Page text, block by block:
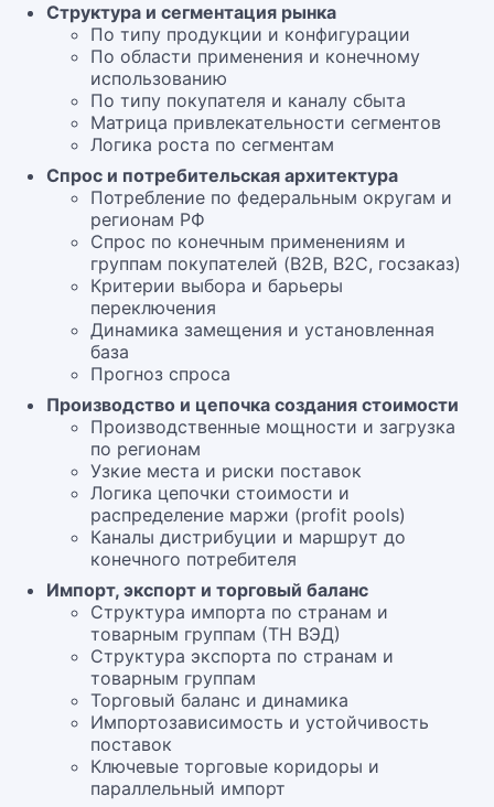
Структура и сегментация рынка
По типу продукции и конфигурации
По области применения и конечному
использованию
По типу покупателя и каналу сбыта
Матрица привлекательности сегментов
Логика роста по сегментам
Спрос и потребительская архитектура
Потребление по федеральным округам и
регионам РФ
Спрос по конечным применениям и
группам покупателей (B2B, B2C, госзаказ)
Критерии выбора и барьеры
переключения
Динамика замещения и установленная
база
Прогноз спроса
Производство и цепочка создания стоимости
Производственные мощности и загрузка
по регионам
Узкие места и риски поставок
Логика цепочки стоимости и
распределение маржи (profit pools)
Каналы дистрибуции и маршрут до
конечного потребителя
Импорт, экспорт и торговый баланс
Структура импорта по странам и
товарным группам (ТН ВЭД)
Структура экспорта по странам и
товарным группам
Торговый баланс и динамика
Импортозависимость и устойчивость
поставок
Ключевые торговые коридоры и
параллельный импорт